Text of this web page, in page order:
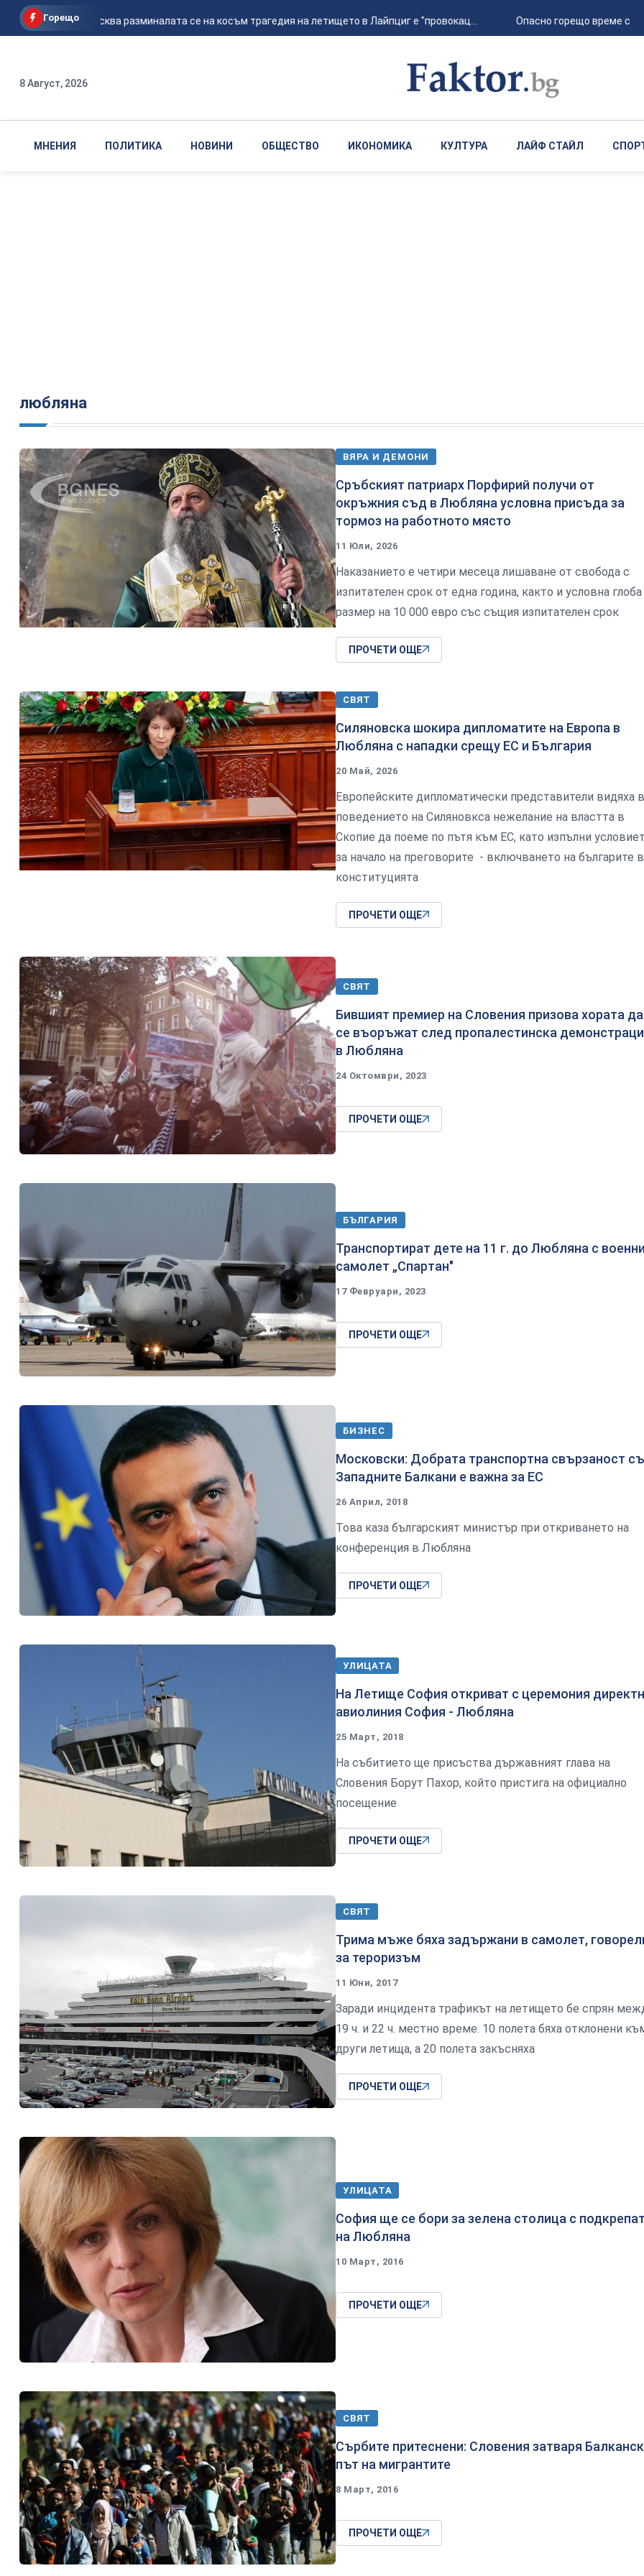
Горещо
Според Москва разминалата се на косъм трагедия на летището в Лайпциг е "провокац... Опасно горещо време с
8 Август, 2026
МНЕНИЯ ПОЛИТИКА НОВИНИ ОБЩЕСТВО ИКОНОМИКА КУЛТУРА ЛАЙФ СТАЙЛ
любляна
ВЯРА И ДЕМОНИ
Сръбският патриарх Порфирий получи от
окръжния съд в Любляна условна присъда за
тормоз на работното място
11 Юли, 2026
Наказанието е четири месеца лишаване от свобода с
изпитателен срок от една година, както и условна
размер на 10 000 евро със същия изпитателен срок
ПРОЧЕТИ ОЩЕ
СВЯТ
Силяновска шокира дипломатите на Европа в
Любляна с нападки срещу ЕС и България
20 Май, 2026
Европейските дипломатически представители видяха в
поведението на Силяновкса нежелание на властта в
Скопие да поеме по пътя към ЕС, като изпълни
за начало на преговорите - включването на българите в
конституцията
ПРОЧЕТИ ОЩЕ
СВЯТ
Бившият премиер на Словения призова хората да
се въоръжат след пропалестинска
в Любляна
24 Октомври, 2023
ПРОЧЕТИ ОЩЕ
БЪЛГАРИЯ
Транспортират дете на 11 г. до Любляна с
самолет „Спартан"
17 Февруари, 2023
ПРОЧЕТИ ОЩЕ
БИЗНЕС
Московски: Добрата транспортна свързаност
Западните Балкани е важна за ЕС
26 Април, 2018
Това каза българският министър при откриването на
конференция в Любляна
ПРОЧЕТИ ОЩЕ
УЛИЦАТА
На Летище София откриват с церемония
авиолиния София - Любляна
25 Март, 2018
На събитието ще присъства държавният глава на
Словения Борут Пахор, който пристига на официално
посещение
ПРОЧЕТИ ОЩЕ
СВЯТ
Трима мъже бяха задържани в самолет,
за тероризъм
11 Юни, 2017
Заради инцидента трафикът на летището бе спрян
19 ч. и 22 ч. местно време. 10 полета бяха отклонени
други летища, а 20 полета закъсняха
ПРОЧЕТИ ОЩЕ
УЛИЦАТА
София ще се бори за зелена столица с
на Любляна
10 Март, 2016
ПРОЧЕТИ ОЩЕ
СВЯТ
Сърбите притеснени: Словения затваря
път на мигрантите
8 Март, 2016
ПРОЧЕТИ ОЩЕ